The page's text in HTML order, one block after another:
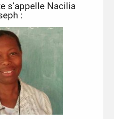
s’appelle Nacilia
: